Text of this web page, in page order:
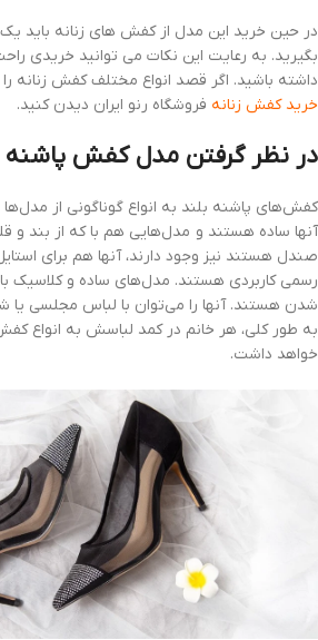
در حین خرید این مدل از کفش های زنانه باید
بگیرید. به رعایت این نکات می توانید خریدی
داشته باشید. اگر قصد انواع مختلف کفش زنانه
خرید کفش زنانه فروشگاه رنو ایران دیدن کنید.
در نظر گرفتن مدل کفش پاشنه
کفش‌های پاشنه بلند به انواع گوناگونی از
آنها ساده هستند و مدل‌هایی هم با که از بند و
صندل هستند نیز وجود دارند، آنها هم برای
رسمی کاربردی هستند. مدل‌های ساده و کلاسیک
شدن هستند. آنها را می‌توان با لباس مجلسی یا
به طور کلی، هر خانم در کمد لباسش به انواع
خواهد داشت.